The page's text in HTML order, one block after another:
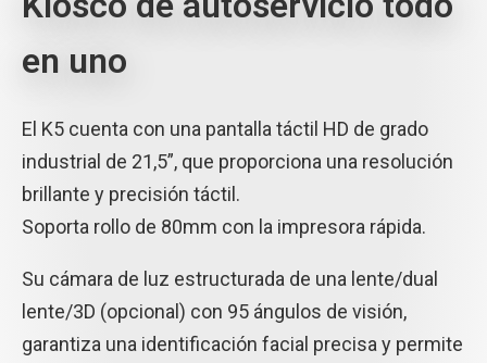
en uno
El K5 cuenta con una pantalla táctil HD de grado
industrial de 21,5”, que proporciona una resolución
brillante y precisión táctil.
Soporta rollo de 80mm con la impresora rápida.
Su cámara de luz estructurada de una lente/dual
lente/3D (opcional) con 95 ángulos de visión,
garantiza una identificación facial precisa y permite